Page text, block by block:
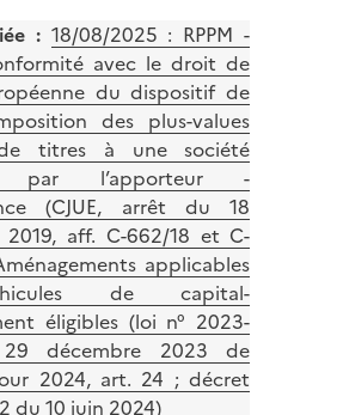
: 18/08/2025 : RPPM -
avec le droit de
du dispositif de
des plus-values
titres à une société
par l’apporteur -
(CJUE, arrêt du 18
2019, aff. C-662/18 et C-
applicables
de capital-
éligibles (loi n° 2023-
décembre 2023 de
2024, art. 24 ; décret
du 10 juin 2024)